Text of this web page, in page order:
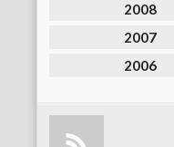
2008
2007
2006